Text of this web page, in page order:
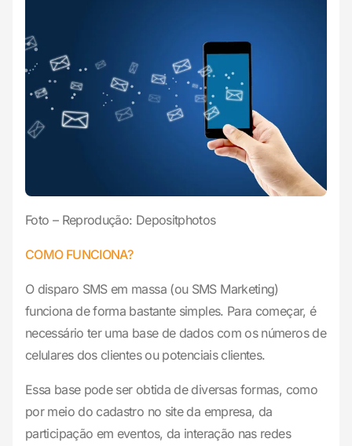
Foto – Reprodução: Depositphotos
COMO FUNCIONA?
O disparo SMS em massa (ou SMS Marketing)
funciona de forma bastante simples. Para começar, é
necessário ter uma base de dados com os números de
celulares dos clientes ou potenciais clientes.
Essa base pode ser obtida de diversas formas, como
por meio do cadastro no site da empresa, da
participação em eventos, da interação nas redes